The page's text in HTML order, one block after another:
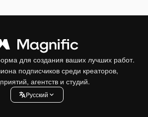
для создания ваших лучших работ.
подписчиков среди креаторов,
агентств и студий.
Pусский